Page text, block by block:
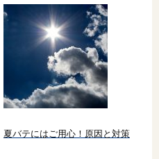
夏バテにはご用心！原因と対策